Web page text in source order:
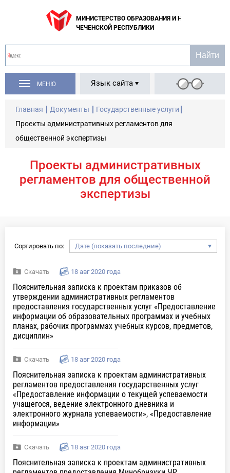
МИНИСТЕРСТВО ОБРАЗОВАНИЯ И НАУКИ
ЧЕЧЕНСКОЙ РЕСПУБЛИКИ
МЕНЮ Язык сайта
Главная Документы
Государственные услуги
Проекты административных регламентов для
общественной экспертизы
Проекты административных
регламентов для общественной
экспертизы
Сортировать по:
Скачать 18 авг 2020 года
Пояснительная записка к проектам приказов об
утверждении административных регламентов
предоставления государственных услуг «Предоставление
информации об образовательных программах и учебных
планах, рабочих программах учебных курсов, предметов,
дисциплин»
Скачать 18 авг 2020 года
Пояснительная записка к проектам административных
регламентов предоставления государственных услуг
«Предоставление информации о текущей успеваемости
учащегося, ведение электронного дневника и
электронного журнала успеваемости», «Предоставление
информации»
Скачать 18 авг 2020 года
Пояснительная записка к проектам административных